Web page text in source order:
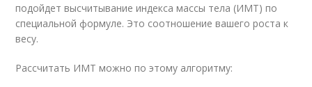
подойдет высчитывание индекса массы тела (ИМТ) по
специальной формуле. Это соотношение вашего роста к
весу.
Рассчитать ИМТ можно по этому алгоритму: